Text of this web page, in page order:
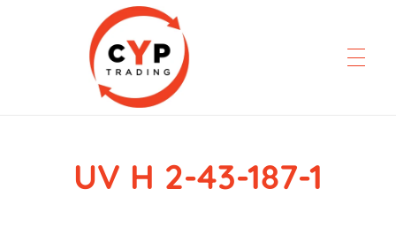
CYP Trading
Professionelle Ersatzteilbeschaffung
UV H 2-43-187-1